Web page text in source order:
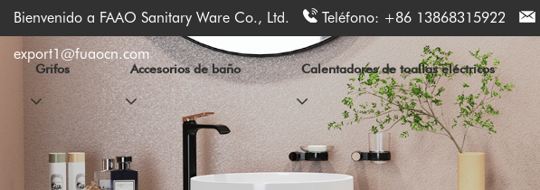
Bienvenido a FAAO Sanitary Ware Co., Ltd. Teléfono: +86 13868315922
export1@fuaocn.com
Grifos Accesorios de baño Calentadores de toallas eléctricos